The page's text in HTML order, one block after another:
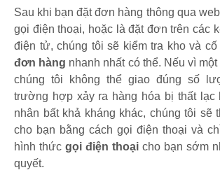
Sau khi bạn đặt đơn hàng thông qua
gọi điện thoại, hoặc là đặt đơn trên các
điện tử, chúng tôi sẽ kiểm tra kho và cố
đơn hàng nhanh nhất có thể. Nếu vì
chúng tôi không thể giao đúng số
trường hợp xảy ra hàng hóa bị thất lạc
nhân bất khả kháng khác, chúng tôi sẽ
cho bạn bằng cách gọi điện thoại và
hình thức gọi điện thoại cho bạn sớm
quyết.